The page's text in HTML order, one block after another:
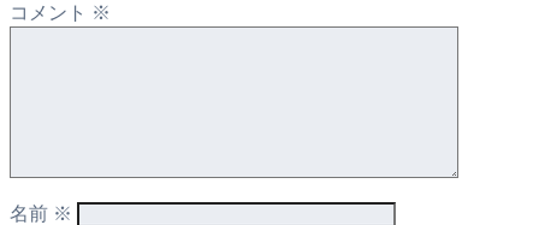
コメント ※
名前 ※